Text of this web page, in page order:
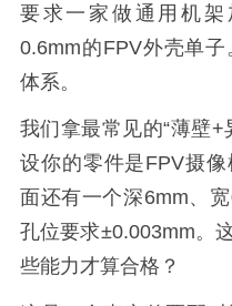
要求一家做通用机
0.6mm的FPV外壳单
体系。
我们拿最常见的“薄壁
设你的零件是FPV摄
面还有一个深6mm、
孔位要求±0.003mm。
些能力才算合格？